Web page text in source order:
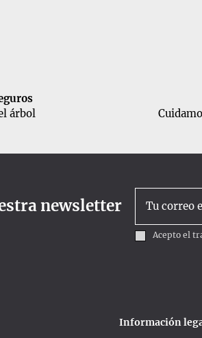
árbol
newsletter
Acepto el
Información